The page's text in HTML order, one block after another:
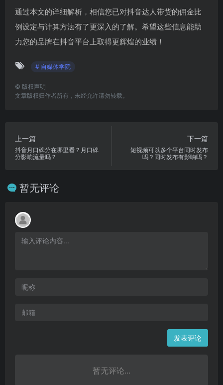
通过本文的详细解析，相信您已对抖音达人带货的佣金比
例设定与计算方法有了更深入的了解。希望这些信息能助
力您的品牌在抖音平台上取得更辉煌的业绩！
# 自媒体学院
© 版权声明
文章版权归作者所有，未经允许请勿转载。
上一篇
抖音月口碑分在哪里看？月口碑
分影响流量吗？
下一篇
短视频可以多个平台同时发布
吗？同时发布有影响吗？
暂无评论
发表评论
暂无评论...